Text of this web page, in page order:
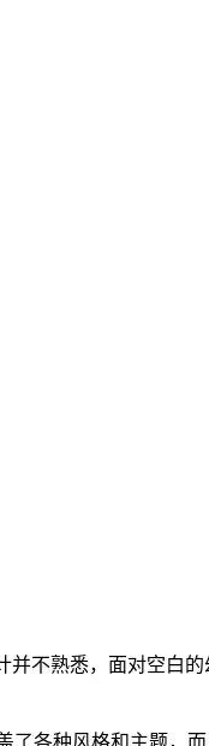
不熟悉，面对空白
了各种风格和主题，